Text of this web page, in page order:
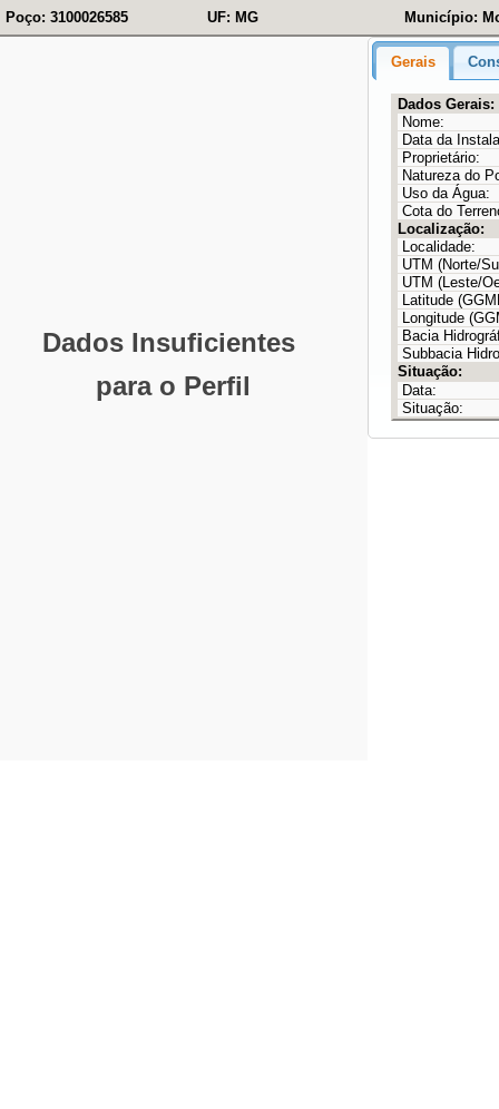
Poço: 3100026585 UF: MG Município:
Gerais
Dados Gerais:
Nome:
Data da
Proprietário:
Natureza do
Uso da Água:
Cota do
Localização:
Localidade:
UTM (Norte/
UTM (Leste/
Latitude
Longitude
Bacia
Subbacia
Situação:
Data:
Situação: